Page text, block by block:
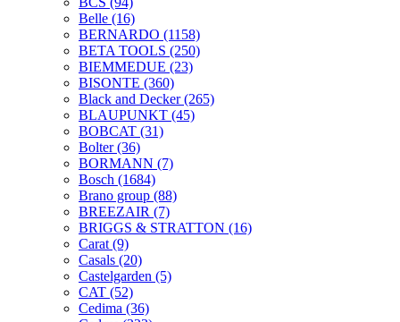
Belle (16)
BERNARDO (1158)
BETA TOOLS (250)
BIEMMEDUE (23)
BISONTE (360)
Black and Decker(265)
BLAUPUNKT (45)
BOBCAT (31)
Bolter(36)
BORMANN (7)
Bosch (1684)
Brano group (88)
BREEZAIR (7)
BRIGGS & STRATTON (16)
Carat (9)
Casals (20)
Castelgarden (5)
CAT (52)
Cedima (36)